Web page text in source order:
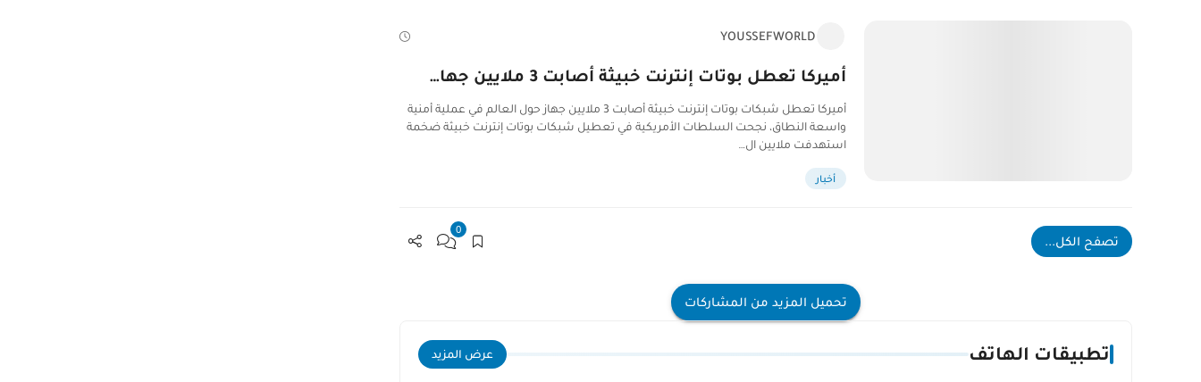
YOUSSEFWORLD
أميركا تعطل بوتات إنترنت خبيثة أصابت 3 ملايين جها…
أميركا تعطل شبكات بوتات إنترنت خبيثة أصابت 3 ملايين جهاز حول العالم في عملية أمنية
واسعة النطاق، نجحت السلطات الأمريكية في تعطيل شبكات بوتات إنترنت خبيثة ضخمة
استهدفت ملايين ال…
أخبار
تصفح الكل...
0
تحميل المزيد من المشاركات
تطبيقات الهاتف عرض المزيد